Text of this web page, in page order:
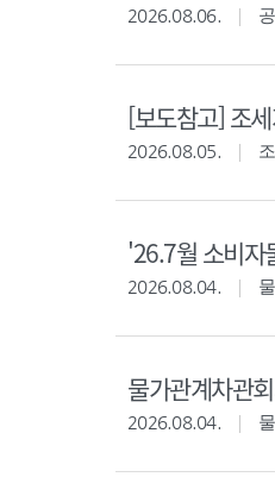
2026.08.06.
[보도참고] 조
2026.08.05.
'26.7월 소비자
2026.08.04.
물가관계차관
2026.08.04.